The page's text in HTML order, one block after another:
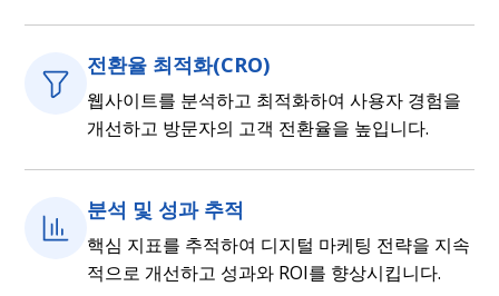
전환율 최적화(CRO)
웹사이트를 분석하고 최적화하여 사용자 경험을
개선하고 방문자의 고객 전환율을 높입니다.
분석 및 성과 추적
핵심 지표를 추적하여 디지털 마케팅 전략을 지속
적으로 개선하고 성과와 ROI를 향상시킵니다.